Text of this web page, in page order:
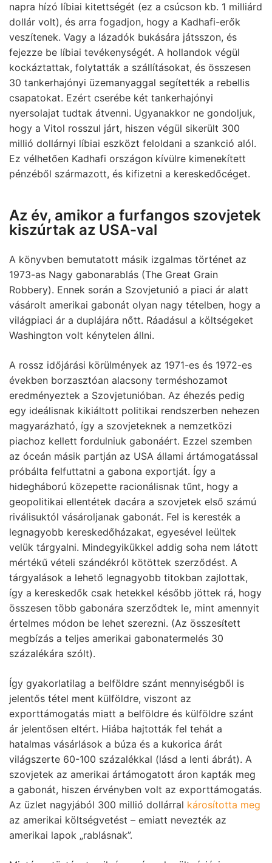
napra hízó líbiai kitettségét (ez a csúcson kb. 1 milliárd
dollár volt), és arra fogadjon, hogy a Kadhafi-erők
veszítenek. Vagy a lázadók bukására játsszon, és
fejezze be líbiai tevékenységét. A hollandok végül
kockáztattak, folytatták a szállításokat, és összesen
30 tankerhajónyi üzemanyaggal segítették a rebellis
csapatokat. Ezért cserébe két tankerhajónyi
nyersolajat tudtak átvenni. Ugyanakkor ne gondoljuk,
hogy a Vitol rosszul járt, hiszen végül sikerült 300
millió dollárnyi líbiai eszközt feloldani a szankció alól.
Ez vélhetően Kadhafi országon kívülre kimenekített
pénzéből származott, és kifizetni a kereskedőcéget.
Az év, amikor a furfangos szovjetek
kiszúrtak az USA-val
A könyvben bemutatott másik izgalmas történet az
1973-as Nagy gabonarablás (The Great Grain
Robbery). Ennek során a Szovjetunió a piaci ár alatt
vásárolt amerikai gabonát olyan nagy tételben, hogy a
világpiaci ár a duplájára nőtt. Ráadásul a költségeket
Washington volt kénytelen állni.
A rossz időjárási körülmények az 1971-es és 1972-es
években borzasztóan alacsony terméshozamot
eredményeztek a Szovjetunióban. Az éhezés pedig
egy ideálisnak kikiáltott politikai rendszerben nehezen
magyarázható, így a szovjeteknek a nemzetközi
piachoz kellett fordulniuk gabonáért. Ezzel szemben
az óceán másik partján az USA állami ártámogatással
próbálta felfuttatni a gabona exportját. Így a
hidegháború közepette racionálisnak tűnt, hogy a
geopolitikai ellentétek dacára a szovjetek első számú
riválisuktól vásároljanak gabonát. Fel is keresték a
legnagyobb kereskedőházakat, egyesével leültek
velük tárgyalni. Mindegyikükkel addig soha nem látott
mértékű vételi szándékról kötöttek szerződést. A
tárgyalások a lehető legnagyobb titokban zajlottak,
így a kereskedők csak hetekkel később jöttek rá, hogy
összesen több gabonára szerződtek le, mint amennyit
értelmes módon be lehet szerezni. (Az összesített
megbízás a teljes amerikai gabonatermelés 30
százalékára szólt).
Így gyakorlatilag a belföldre szánt mennyiségből is
jelentős tétel ment külföldre, viszont az
exporttámogatás miatt a belföldre és külföldre szánt
ár jelentősen eltért. Hiába hajtották fel tehát a
hatalmas vásárlások a búza és a kukorica árát
világszerte 60-100 százalékkal (lásd a lenti ábrát). A
szovjetek az amerikai ártámogatott áron kapták meg
a gabonát, hiszen érvényben volt az exporttámogatás.
Az üzlet nagyjából 300 millió dollárral károsította meg
az amerikai költségvetést – emiatt nevezték az
amerikai lapok „rablásnak”.